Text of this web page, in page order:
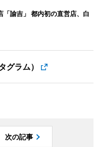
「諭吉」 都内初の直営店、白
グラム）
次の記事